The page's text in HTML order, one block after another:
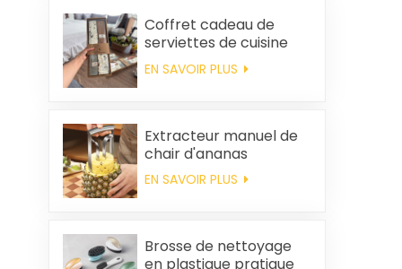
Coffret cadeau de
serviettes de cuisine
carrées et chiffons en
coton personnalisés,
ménager
EN SAVOIR PLUS
Extracteur manuel de
chair d'ananas
EN SAVOIR PLUS
Brosse de nettoyage
en plastique pratique